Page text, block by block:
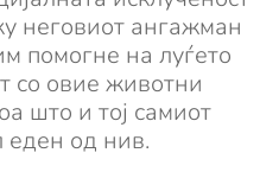
неговиот ангажман
помогне на луѓето
со овие животни
што и тој самиот
еден од нив.